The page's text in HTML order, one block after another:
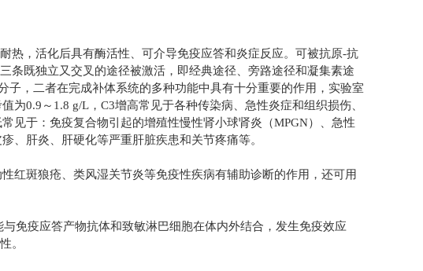
热，活化后具有酶活性、可介导免疫应答和炎症反应。可被抗原-抗
条既独立又交叉的途径被激活，即经典途径、旁路途径和凝集素途
子，二者在完成补体系统的多种功能中具有十分重要的作用，实验室
为0.9 ～ 1.8 g/L ， C3增高常见于各种传染病、急性炎症和组织损伤、
常见于：免疫复合物引起的增殖性慢性肾小球肾炎（MPGN）、急性
、肝炎、肝硬化等严重肝脏疾患和关节疼痛等。
红斑狼疮、类风湿关节炎等免疫性疾病有辅助诊断的作用，还可用
免疫应答产物抗体和致敏淋巴细胞在体内外结合，发生免疫效应
。